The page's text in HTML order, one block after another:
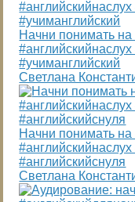
Начни понимать на
#учиманглийский
Светлана
Начни понимать
#английскийснуля
Светлана